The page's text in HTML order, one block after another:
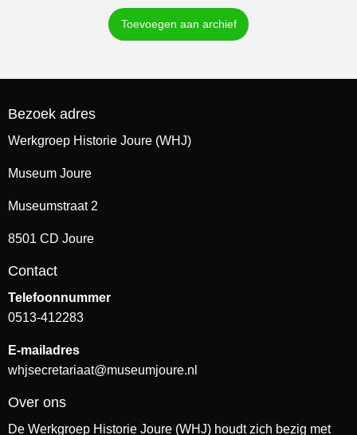
Toevoegen aan archief
Bezoek adres
Werkgroep Historie Joure (WHJ)
Museum Joure
Museumstraat 2
8501 CD Joure
Contact
Telefoonnummer
0513-412283
E-mailadres
whjsecretariaat@museumjoure.nl
Over ons
De Werkgroep Historie Joure (WHJ) houdt zich bezig met